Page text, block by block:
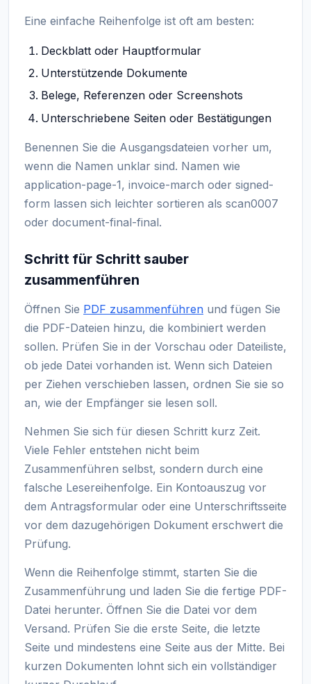
Eine einfache Reihenfolge ist oft am besten:
Deckblatt oder Hauptformular
Unterstützende Dokumente
Belege, Referenzen oder Screenshots
Unterschriebene Seiten oder Bestätigungen
Benennen Sie die Ausgangsdateien vorher um,
wenn die Namen unklar sind. Namen wie
application-page-1, invoice-march oder signed-
form lassen sich leichter sortieren als scan0007
oder document-final-final.
Schritt für Schritt sauber
zusammenführen
Öffnen Sie PDF zusammenführen und fügen Sie
die PDF-Dateien hinzu, die kombiniert werden
sollen. Prüfen Sie in der Vorschau oder Dateiliste,
ob jede Datei vorhanden ist. Wenn sich Dateien
per Ziehen verschieben lassen, ordnen Sie sie so
an, wie der Empfänger sie lesen soll.
Nehmen Sie sich für diesen Schritt kurz Zeit.
Viele Fehler entstehen nicht beim
Zusammenführen selbst, sondern durch eine
falsche Lesereihenfolge. Ein Kontoauszug vor
dem Antragsformular oder eine Unterschriftsseite
vor dem dazugehörigen Dokument erschwert die
Prüfung.
Wenn die Reihenfolge stimmt, starten Sie die
Zusammenführung und laden Sie die fertige PDF-
Datei herunter. Öffnen Sie die Datei vor dem
Versand. Prüfen Sie die erste Seite, die letzte
Seite und mindestens eine Seite aus der Mitte. Bei
kurzen Dokumenten lohnt sich ein vollständiger